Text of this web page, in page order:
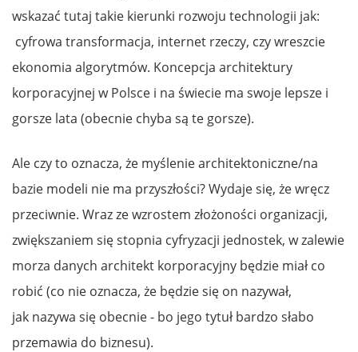
wskazać tutaj takie kierunki rozwoju technologii jak:
cyfrowa transformacja, internet rzeczy, czy wreszcie
ekonomia algorytmów. Koncepcja architektury
korporacyjnej w Polsce i na świecie ma swoje lepsze i
gorsze lata (obecnie chyba są te gorsze).
Ale czy to oznacza, że myślenie architektoniczne/na
bazie modeli nie ma przyszłości? Wydaje się, że wręcz
przeciwnie. Wraz ze wzrostem złożoności organizacji,
zwiększaniem się stopnia cyfryzacji jednostek, w zalewie
morza danych architekt korporacyjny będzie miał co
robić (co nie oznacza, że będzie się on nazywał,
jak nazywa się obecnie - bo jego tytuł bardzo słabo
przemawia do biznesu).